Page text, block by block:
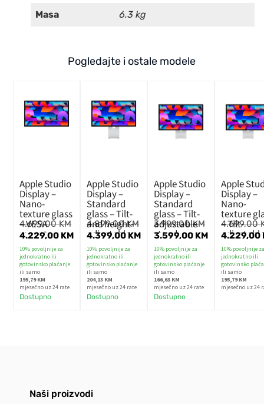
Masa 6.3 kg
Pogledajte i ostale modele
Apple Studio
Display –
Nano-
texture glass
– VESA
mount
adapter
(Stand not
included)
4.699,00KM
4.229,00 KM
10% povoljnije za
jednokratno ili
gotovinsko plaćanje
ili samo
195,79 KM
mjesečno uz 24 rate
Dostupno
Apple Studio
Display –
Standard
glass – Tilt-
and height-
adjustable
stand
4.899,00KM
4.399,00KM
10% povoljnije za
jednokratno ili
gotovinsko plaćanje
ili samo
204,13 KM
mjesečno uz 24 rate
Dostupno
Apple Studio
Display –
Standard
glass – Tilt-
adjustable
stand
3.999,00KM
3.599,00 KM
10% povoljnije za
jednokratno ili
gotovinsko plaćanje
ili samo
166,63 KM
mjesečno uz 24 rate
Dostupno
Apple
Display –
Nano-
texture
– Tilt-
stand
4.699,00
4.229,00
10% povoljnije
jednokratno ili
gotovinsko
ili samo
195,79 KM
mjesečno uz 24
Naši proizvodi